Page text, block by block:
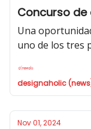
Concurso de
Una
uno de los tres
designaholic
Nov 01, 2024